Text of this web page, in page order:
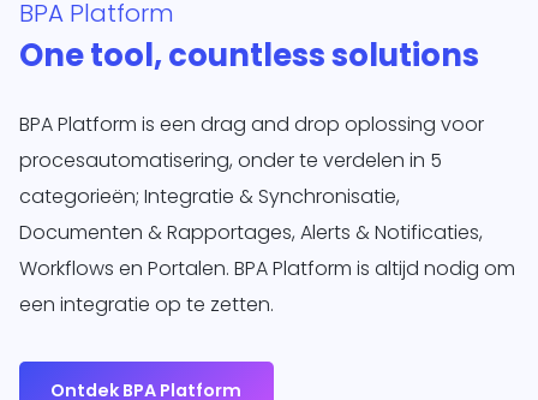
BPA Platform
One tool, countless solutions
BPA Platform is een drag and drop oplossing voor
procesautomatisering, onder te verdelen in 5
categorieën; Integratie & Synchronisatie,
Documenten & Rapportages, Alerts & Notificaties,
Workflows en Portalen. BPA Platform is altijd nodig om
een integratie op te zetten.
Ontdek BPA Platform